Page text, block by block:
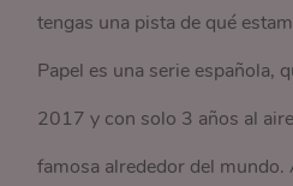
tengas una pista de qué
Papel es una serie española,
2017 y con solo 3 años al
famosa alrededor del